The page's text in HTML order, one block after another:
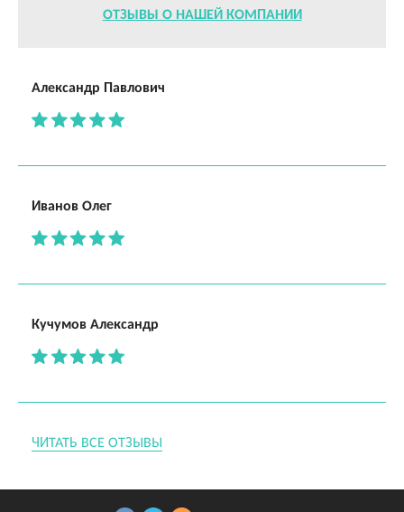
ОТЗЫВЫ О НАШЕЙ КОМПАНИИ
Александр Павлович
Иванов Олег
Кучумов Александр
ЧИТАТЬ ВСЕ ОТЗЫВЫ